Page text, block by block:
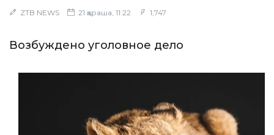
ZTB NEWS 21 қараша, 11:22 1,747
Возбуждено уголовное дело